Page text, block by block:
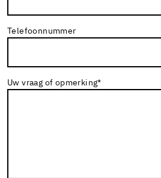
Telefoonnummer
Uw vraag of opmerking*